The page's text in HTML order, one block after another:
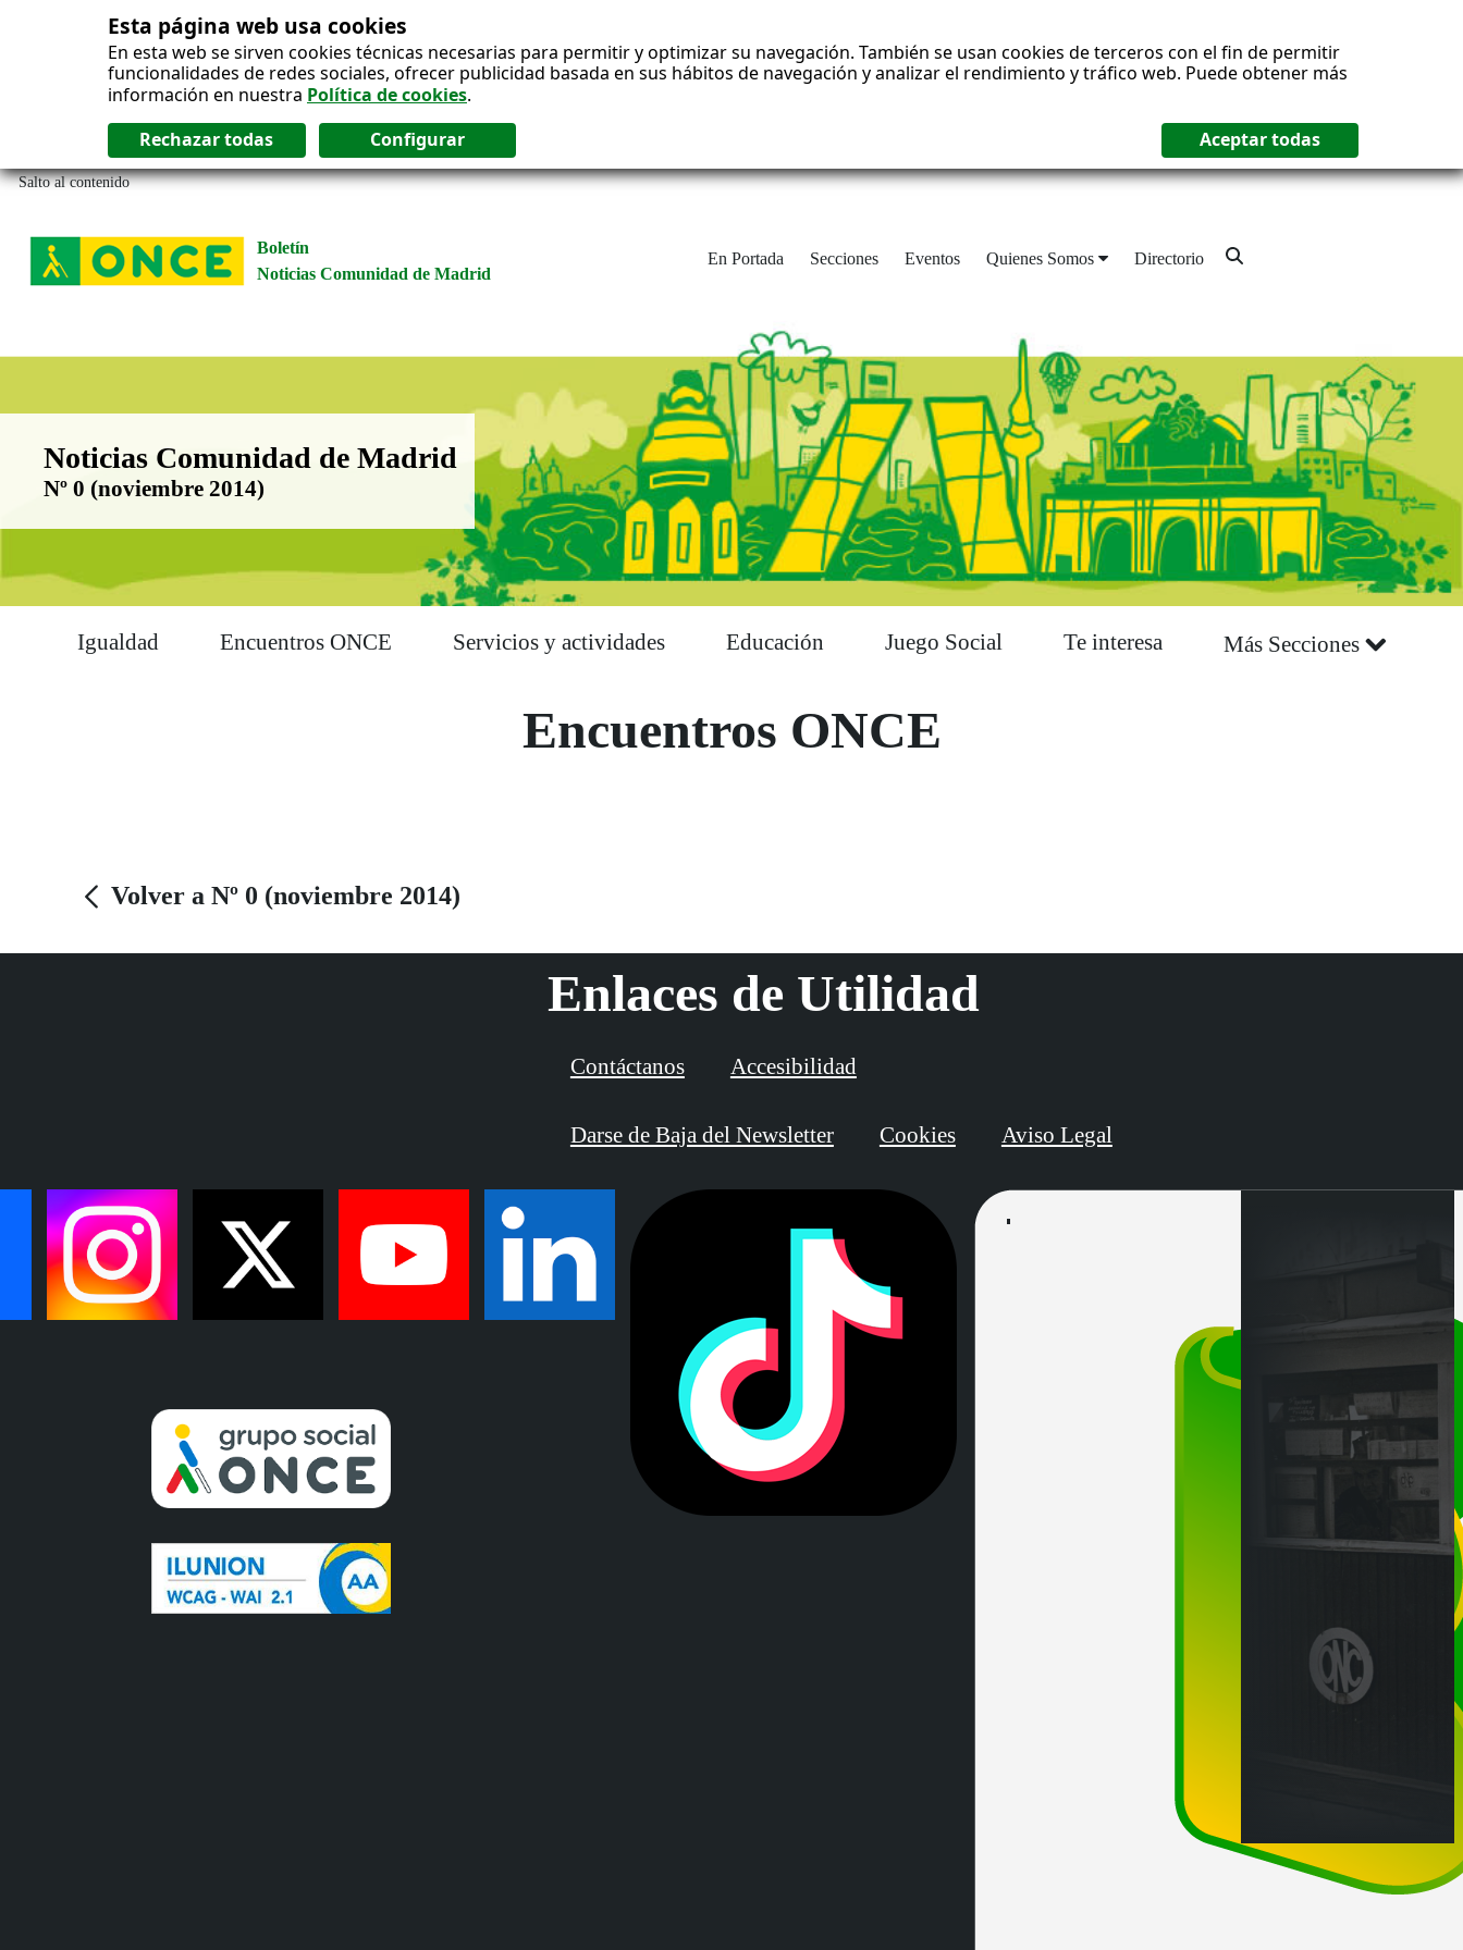
Esta página web usa cookies
En esta web se sirven cookies técnicas necesarias para permitir y optimizar su navegación. También se usan cookies de terceros con el fin de permitir
funcionalidades de redes sociales, ofrecer publicidad basada en sus hábitos de navegación y analizar el rendimiento y tráfico web. Puede obtener más
información en nuestra Política de cookies.
Salto al contenido
Boletín
Noticias Comunidad de Madrid
En Portada Secciones Eventos Quienes Somos Directorio
Boletín Noticias Comunidad de Madrid
Noticias Comunidad de Madrid
Nº 0 (noviembre 2014)
Igualdad Encuentros ONCE Servicios y actividades Educación Juego Social Te interesa Más Secciones
Encuentros ONCE
Volver a Nº 0 (noviembre 2014)
Enlaces de Utilidad
Contáctanos Accesibilidad
Darse de Baja del Newsletter Cookies Aviso Legal